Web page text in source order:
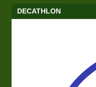
DECATHLON